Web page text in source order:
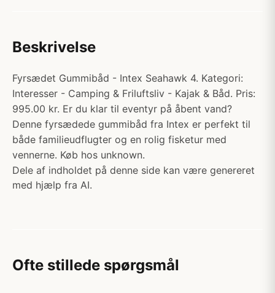
Beskrivelse
Fyrsædet Gummibåd - Intex Seahawk 4. Kategori:
Interesser - Camping & Friluftsliv - Kajak & Båd. Pris:
995.00 kr. Er du klar til eventyr på åbent vand?
Denne fyrsædede gummibåd fra Intex er perfekt til
både familieudflugter og en rolig fisketur med
vennerne. Køb hos unknown.
Dele af indholdet på denne side kan være genereret
med hjælp fra AI.
Ofte stillede spørgsmål